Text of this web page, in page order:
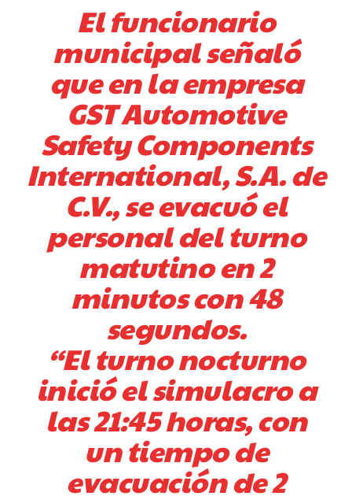
El funcionario
municipal señaló
que en la empresa
GST Automotive
Safety Components
International, S.A. de
C.V., se evacuó el
personal del turno
matutino en 2
minutos con 48
segundos.
“El turno nocturno
inició el simulacro a
las 21:45 horas, con
un tiempo de
evacuación de 2